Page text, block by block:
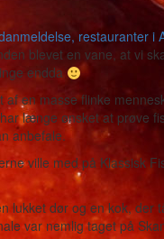
blevet en vane, at vi
endda
en masse flinke
længe ønsket at prøve
anbefale.
ville med på Klassisk
lukket dør og en kok, der
var nemlig taget på